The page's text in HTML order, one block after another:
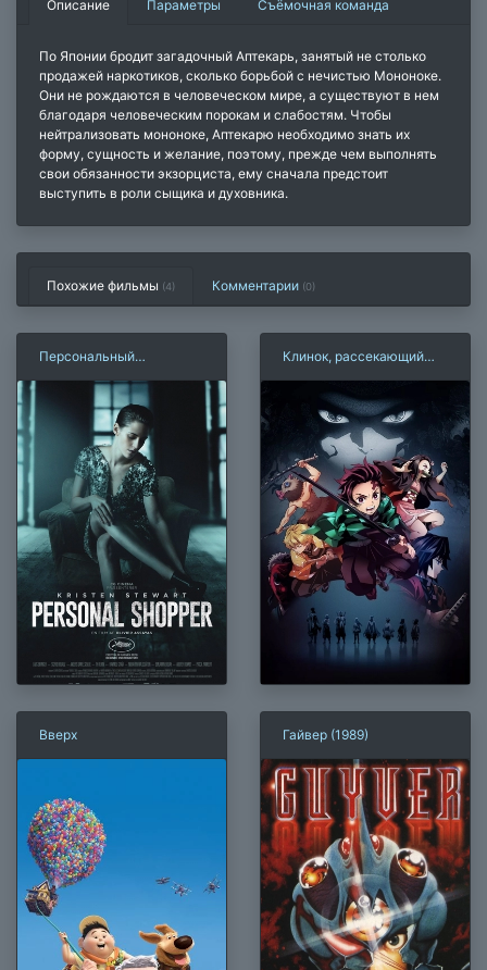
Описание Параметры Съёмочная команда
По Японии бродит загадочный Аптекарь, занятый не столько
продажей наркотиков, сколько борьбой с нечистью Мононоке.
Они не рождаются в человеческом мире, а существуют в нем
благодаря человеческим порокам и слабостям. Чтобы
нейтрализовать мононоке, Аптекарю необходимо знать их
форму, сущность и желание, поэтому, прежде чем выполнять
свои обязанности экзорциста, ему сначала предстоит
выступить в роли сыщика и духовника.
Похожие фильмы (4) Комментарии (0)
Персональный
Клинок, рассекающий
Вверх Гайвер (1989)